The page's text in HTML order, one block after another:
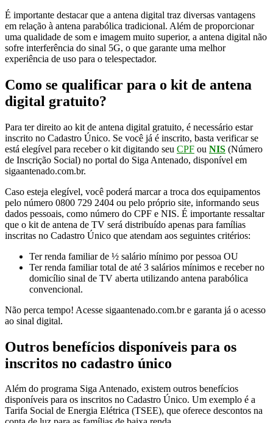
É importante destacar que a antena digital traz diversas vantagens
em relação à antena parabólica tradicional. Além de proporcionar
uma qualidade de som e imagem muito superior, a antena digital não
sofre interferência do sinal 5G, o que garante uma melhor
experiência de uso para o telespectador.
Como se qualificar para o kit de antena
digital gratuito?
Para ter direito ao kit de antena digital gratuito, é necessário estar
inscrito no Cadastro Único. Se você já é inscrito, basta verificar se
está elegível para receber o kit digitando seu CPF ou NIS (Número
de Inscrição Social) no portal do Siga Antenado, disponível em
sigaantenado.com.br.
Caso esteja elegível, você poderá marcar a troca dos equipamentos
pelo número 0800 729 2404 ou pelo próprio site, informando seus
dados pessoais, como número do CPF e NIS. É importante ressaltar
que o kit de antena de TV será distribuído apenas para famílias
inscritas no Cadastro Único que atendam aos seguintes critérios:
Ter renda familiar de ½ salário mínimo por pessoa OU
Ter renda familiar total de até 3 salários mínimos e receber no
domicílio sinal de TV aberta utilizando antena parabólica
convencional.
Não perca tempo! Acesse sigaantenado.com.br e garanta já o acesso
ao sinal digital.
Outros benefícios disponíveis para os
inscritos no cadastro único
Além do programa Siga Antenado, existem outros benefícios
disponíveis para os inscritos no Cadastro Único. Um exemplo é a
Tarifa Social de Energia Elétrica (TSEE), que oferece descontos na